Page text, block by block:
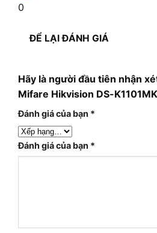
0
ĐỂ LẠI ĐÁNH GIÁ
Hãy là người đầu tiên nhận
Mifare Hikvision DS-
Đánh giá của bạn *
Đánh giá của bạn *